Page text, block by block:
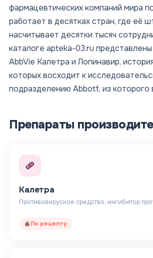
фармацевтических компаний мира
работает в десятках стран, где её
насчитывает десятки тысяч
каталоге apteka-03.ru
AbbVie Калетра и Лопинавир,
которых восходит к
подразделению Abbott, из которого
Препараты
Калетра
Противовирусное средство, ингибитор
По рецепту